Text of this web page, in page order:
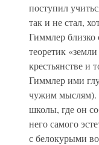
поступил
так и не стал,
Гиммлер
теоретик
крестьянстве и
Гиммлер ими
чужим мыслям).
школы, где он
него самого
с белокурыми